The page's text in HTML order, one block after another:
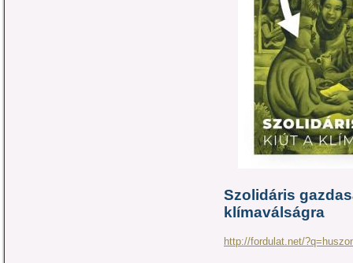
Szolidáris
klímaválságra
http://fordulat.net/